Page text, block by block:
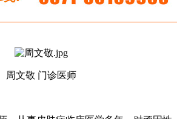
周文敬 门诊医师